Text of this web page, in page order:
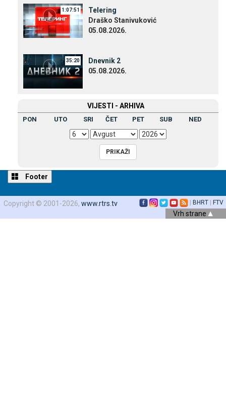
1:07:51
Telering
Draško Stanivuković
05.08.2026.
35:20
Dnevnik 2
05.08.2026.
VIЈESTI - ARHIVA
PON UTO SRI ČET PET SUB NED
Footer
Copyright © 2001-2026, www.rtrs.tv | BHRT | FTV
Vrh strane